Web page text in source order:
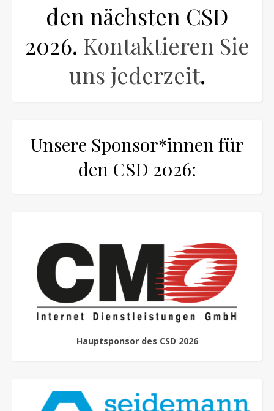
den nächsten CSD
2026. Kontaktieren Sie
uns jederzeit.
Unsere Sponsor*innen für
den CSD 2026:
Hauptsponsor des CSD 2026